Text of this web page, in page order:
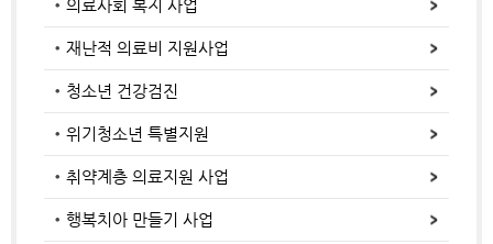
의료사회 복지 사업
재난적 의료비 지원사업
청소년 건강검진
위기청소년 특별지원
취약계층 의료지원 사업
행복치아 만들기 사업